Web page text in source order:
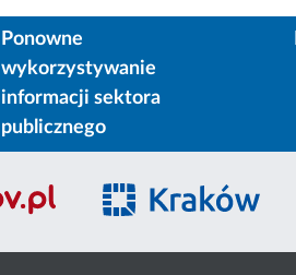
Ponowne
wykorzystywanie
informacji sektora
publicznego